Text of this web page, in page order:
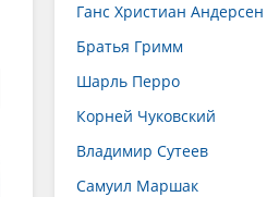
Ганс Христиан Андерсен
Братья Гримм
Шарль Перро
Корней Чуковский
Владимир Сутеев
Самуил Маршак